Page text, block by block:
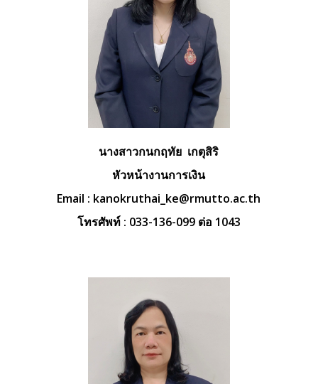
นางสาวกนกฤทัย เกตุสิริ
หัวหน้างานการเงิน
Email : kanokruthai_ke@rmutto.ac.th
โทรศัพท์ : 033-136-099 ต่อ 1043